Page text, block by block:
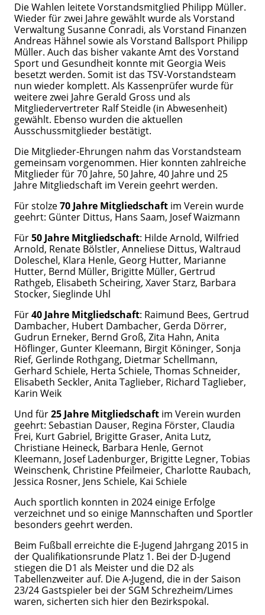
Die Wahlen leitete Vorstandsmitglied Philipp Müller.
Wieder für zwei Jahre gewählt wurde als Vorstand
Verwaltung Susanne Conradi, als Vorstand Finanzen
Andreas Hähnel sowie als Vorstand Ballsport Philipp
Müller. Auch das bisher vakante Amt des Vorstand
Sport und Gesundheit konnte mit Georgia Weis
besetzt werden. Somit ist das TSV-Vorstandsteam
nun wieder komplett. Als Kassenprüfer wurde für
weitere zwei Jahre Gerald Gross und als
Mitgliedervertreter Ralf Steidle (in Abwesenheit)
gewählt. Ebenso wurden die aktuellen
Ausschussmitglieder bestätigt.
Die Mitglieder-Ehrungen nahm das Vorstandsteam
gemeinsam vorgenommen. Hier konnten zahlreiche
Mitglieder für 70 Jahre, 50 Jahre, 40 Jahre und 25
Jahre Mitgliedschaft im Verein geehrt werden.
Für stolze70 Jahre Mitgliedschaft im Verein wurde
geehrt: Günter Dittus, Hans Saam, Josef Waizmann
Für50 Jahre Mitgliedschaft: Hilde Arnold, Wilfried
Arnold, Renate Bölstler, Anneliese Dittus, Waltraud
Doleschel, Klara Henle, Georg Hutter, Marianne
Hutter, Bernd Müller, Brigitte Müller, Gertrud
Rathgeb, Elisabeth Scheiring, Xaver Starz, Barbara
Stocker, Sieglinde Uhl
Für40 Jahre Mitgliedschaft: Raimund Bees, Gertrud
Dambacher, Hubert Dambacher, Gerda Dörrer,
Gudrun Erneker, Bernd Groß, Zita Hahn, Anita
Höflinger, Gunter Kleemann, Birgit Köninger, Sonja
Rief, Gerlinde Rothgang, Dietmar Schellmann,
Gerhard Schiele, Herta Schiele, Thomas Schneider,
Elisabeth Seckler, Anita Taglieber, Richard Taglieber,
Karin Weik
Und für25 Jahre Mitgliedschaft im Verein wurden
geehrt: Sebastian Dauser, Regina Förster, Claudia
Frei, Kurt Gabriel, Brigitte Graser, Anita Lutz,
Christiane Heineck, Barbara Henle, Gernot
Kleemann, Josef Ladenburger, Brigitte Legner, Tobias
Weinschenk, Christine Pfeilmeier, Charlotte Raubach,
Jessica Rosner, Jens Schiele, Kai Schiele
Auch sportlich konnten in 2024 einige Erfolge
verzeichnet und so einige Mannschaften und Sportler
besonders geehrt werden.
Beim Fußball erreichte die E-Jugend Jahrgang 2015 in
der Qualifikationsrunde Platz 1. Bei der D-Jugend
stiegen die D1 als Meister und die D2 als
Tabellenzweiter auf. Die A-Jugend, die in der Saison
23/24 Gastspieler bei der SGM Schrezheim/Limes
waren, sicherten sich hier den Bezirkspokal.